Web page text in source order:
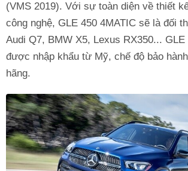
(VMS 2019). Với sự toàn diện về thiết
công nghệ, GLE 450 4MATIC sẽ là đối
Audi Q7, BMW X5, Lexus RX350... GLE
được nhập khẩu từ Mỹ, chế độ bảo
hãng.